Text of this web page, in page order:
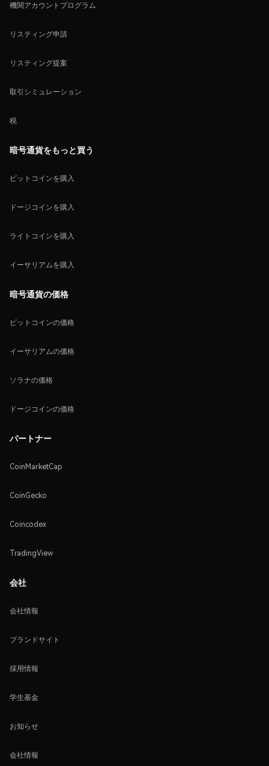
機関アカウントプログラム
リスティング申請
リスティング提案
取引シミュレーション
税
暗号通貨をもっと買う
ビットコインを購入
ドージコインを購入
ライトコインを購入
イーサリアムを購入
暗号通貨の価格
ビットコインの価格
イーサリアムの価格
ソラナの価格
ドージコインの価格
パートナー
CoinMarketCap
CoinGecko
Coincodex
TradingView
会社
会社情報
ブランドサイト
採用情報
学生基金
お知らせ
会社情報